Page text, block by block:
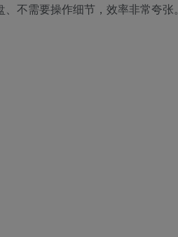
不需要操作细节，效率非常夸张。